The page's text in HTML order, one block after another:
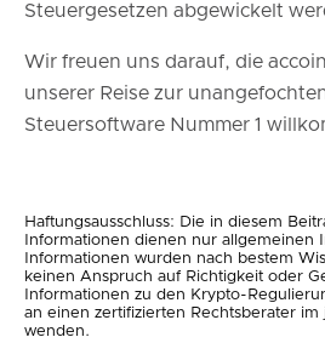
Steuergesetzen abgewickelt
Wir freuen uns darauf, die
unserer Reise zur
Steuersoftware Nummer 1
Haftungsausschluss: Die in diesem
Informationen dienen nur allgemeinen
Informationen wurden nach bestem
keinen Anspruch auf Richtigkeit oder
Informationen zu den Krypto-
an einen zertifizierten Rechtsberater im
wenden.